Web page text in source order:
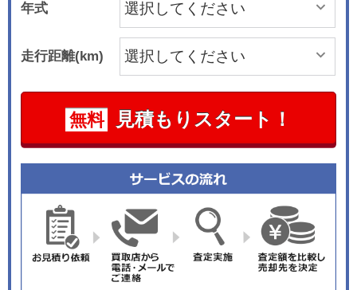
年式
走行距離(km)
無料 見積もりスタート！